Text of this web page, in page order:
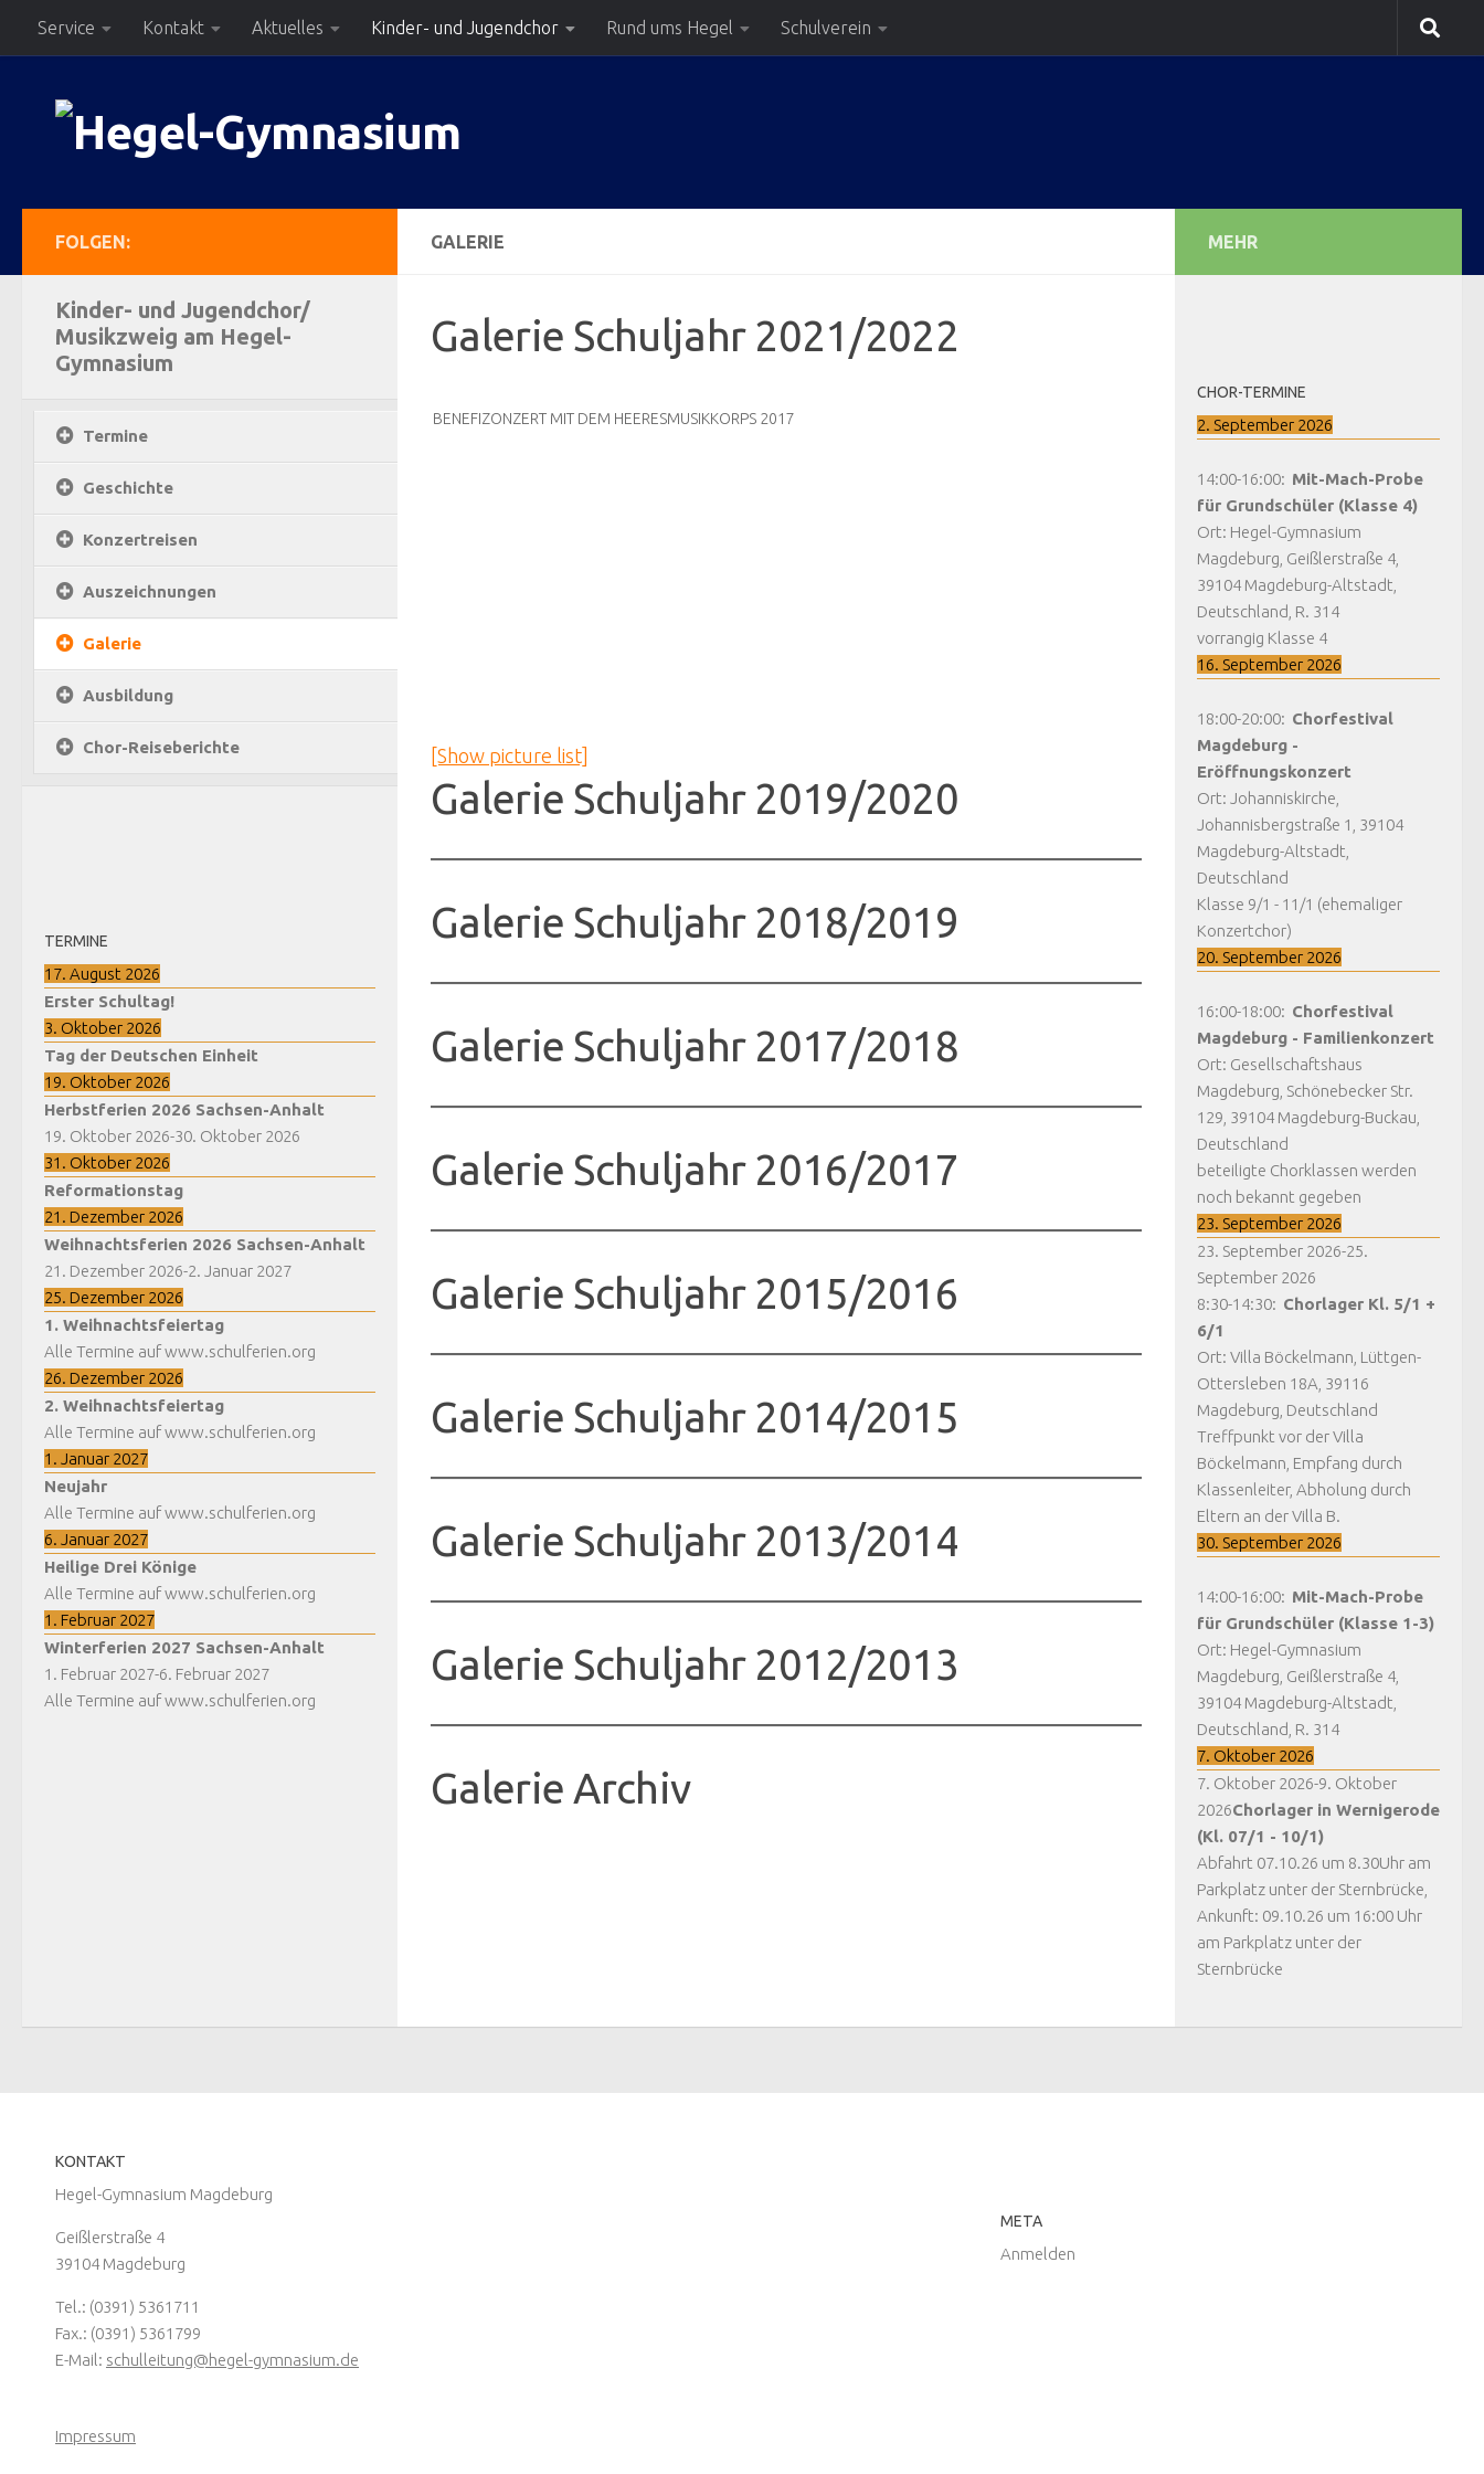
Zum Inhalt springen
Service Kontakt Aktuelles Kinder- und Jugendchor Rund ums Hegel Schulverein
GALERIE
Galerie Schuljahr 2021/2022
BENEFIZONZERT MIT DEM HEERESMUSIKKORPS 2017
[Show picture list]
Galerie Schuljahr 2019/2020
Galerie Schuljahr 2018/2019
Galerie Schuljahr 2017/2018
Galerie Schuljahr 2016/2017
Galerie Schuljahr 2015/2016
Galerie Schuljahr 2014/2015
Galerie Schuljahr 2013/2014
Galerie Schuljahr 2012/2013
Galerie Archiv
FOLGEN:
Kinder- und Jugendchor/
Musikzweig am Hegel-
Gymnasium
Termine
Geschichte
Konzertreisen
Auszeichnungen
Galerie
Ausbildung
Chor-Reiseberichte
TERMINE
17. August 2026
Erster Schultag!
3. Oktober 2026
Tag der Deutschen Einheit
19. Oktober 2026
Herbstferien 2026 Sachsen-Anhalt
19. Oktober 2026-30. Oktober 2026
31. Oktober 2026
Reformationstag
21. Dezember 2026
Weihnachtsferien 2026 Sachsen-Anhalt
21. Dezember 2026-2. Januar 2027
25. Dezember 2026
1. Weihnachtsfeiertag
Alle Termine auf www.schulferien.org
26. Dezember 2026
2. Weihnachtsfeiertag
Alle Termine auf www.schulferien.org
1. Januar 2027
Neujahr
Alle Termine auf www.schulferien.org
6. Januar 2027
Heilige Drei Könige
Alle Termine auf www.schulferien.org
1. Februar 2027
Winterferien 2027 Sachsen-Anhalt
1. Februar 2027-6. Februar 2027
Alle Termine auf www.schulferien.org
MEHR
CHOR-TERMINE
2. September 2026
14:00-16:00: Mit-Mach-Probe
für Grundschüler (Klasse 4)
Ort: Hegel-Gymnasium
Magdeburg, Geißlerstraße 4,
39104 Magdeburg-Altstadt,
Deutschland, R. 314
vorrangig Klasse 4
16. September 2026
18:00-20:00: Chorfestival
Magdeburg -
Eröffnungskonzert
Ort: Johanniskirche,
Johannisbergstraße 1, 39104
Magdeburg-Altstadt,
Deutschland
Klasse 9/1 - 11/1 (ehemaliger
Konzertchor)
20. September 2026
16:00-18:00: Chorfestival
Magdeburg - Familienkonzert
Ort: Gesellschaftshaus
Magdeburg, Schönebecker Str.
129, 39104 Magdeburg-Buckau,
Deutschland
beteiligte Chorklassen werden
noch bekannt gegeben
23. September 2026
23. September 2026-25.
September 2026
8:30-14:30: Chorlager Kl. 5/1 +
6/1
Ort: Villa Böckelmann, Lüttgen-
Ottersleben 18A, 39116
Magdeburg, Deutschland
Treffpunkt vor der Villa
Böckelmann, Empfang durch
Klassenleiter, Abholung durch
Eltern an der Villa B.
30. September 2026
14:00-16:00: Mit-Mach-Probe
für Grundschüler (Klasse 1-3)
Ort: Hegel-Gymnasium
Magdeburg, Geißlerstraße 4,
39104 Magdeburg-Altstadt,
Deutschland, R. 314
7. Oktober 2026
7. Oktober 2026-9. Oktober
2026Chorlager in Wernigerode
(Kl. 07/1 - 10/1)
Abfahrt 07.10.26 um 8.30Uhr am
Parkplatz unter der Sternbrücke,
Ankunft: 09.10.26 um 16:00 Uhr
am Parkplatz unter der
Sternbrücke
KONTAKT
Hegel-Gymnasium Magdeburg
Geißlerstraße 4
39104 Magdeburg
Tel.: (0391) 5361711
Fax.: (0391) 5361799
E-Mail: schulleitung@hegel-gymnasium.de
Impressum
META
Anmelden